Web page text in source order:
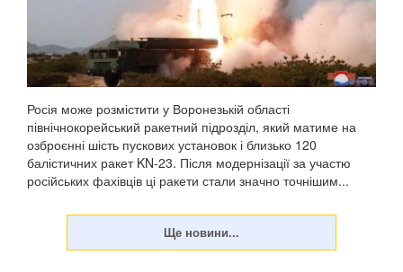
Росія може розмістити у Воронезькій області
північнокорейський ракетний підрозділ, який матиме на
озброєнні шість пускових установок і близько 120
балістичних ракет KN-23. Після модернізації за участю
російських фахівців ці ракети стали значно точнішим...